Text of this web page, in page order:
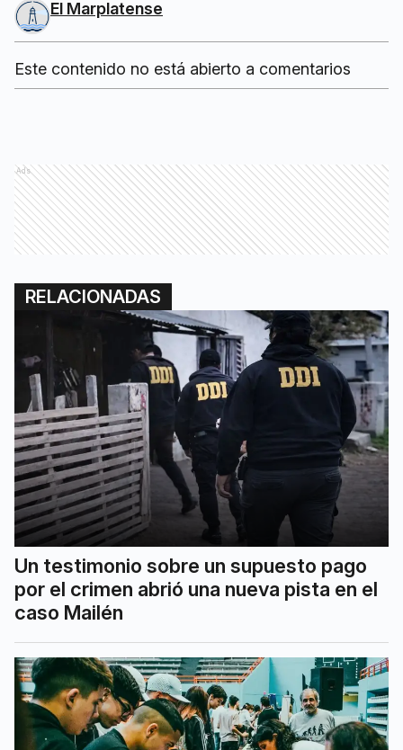
El Marplatense
Este contenido no está abierto a comentarios
Ads
RELACIONADAS
Un testimonio sobre un supuesto pago
por el crimen abrió una nueva pista en el
caso Mailén